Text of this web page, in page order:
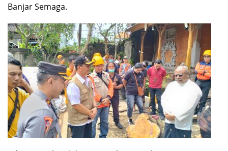
Banjar Semaga.